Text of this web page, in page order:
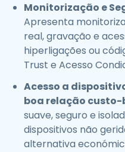
Monitorização e
Apresenta
real, gravação e
hiperligações ou
Trust e Acesso
Acesso a
boa relação
suave, seguro e
dispositivos não
alternativa